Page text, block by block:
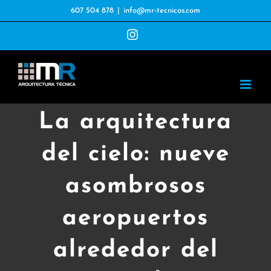
contenido
607 504 878 info@mr-tecnicos.com
Instagram
La arquitectura
del cielo: nueve
asombrosos
aeropuertos
alrededor del